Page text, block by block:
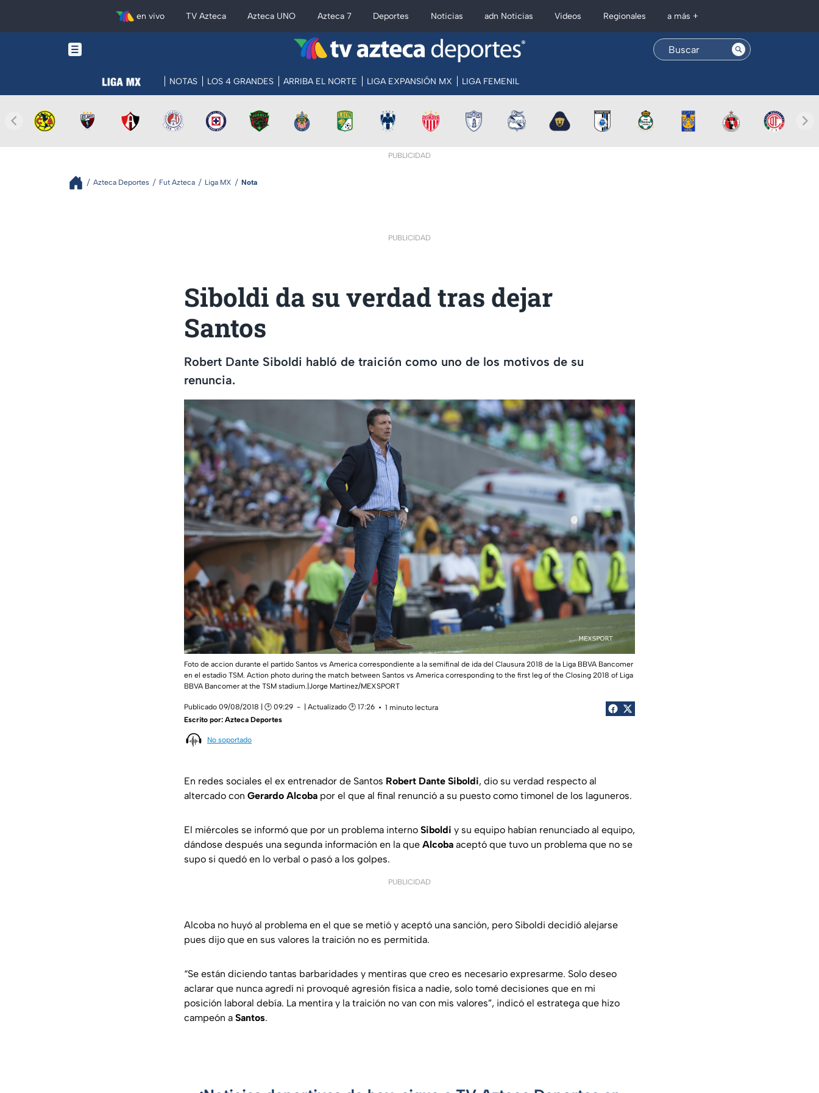
en vivo TV Azteca Azteca UNO Azteca 7 Deportes Noticias adn Noticias Videos Regionales a más +
NOTAS LOS 4 GRANDES ARRIBA EL NORTE LIGA EXPANSIÓN MX LIGA FEMENIL
PUBLICIDAD
Azteca Deportes Fut Azteca Liga MX Nota
PUBLICIDAD
Siboldi da su verdad tras dejar
Santos
Robert Dante Siboldi habló de traición como uno de los motivos de su
renuncia.
Foto de accion durante el partido Santos vs America correspondiente a la semifinal de ida del Clausura 2018 de la Liga BBVA Bancomer
en el estadio TSM. Action photo during the match between Santos vs America corresponding to the first leg of the Closing 2018 of Liga
BBVA Bancomer at the TSM stadium.|Jorge Martinez/MEXSPORT
Publicado 09/08/2018 | 🕑 09:29 | Actualizado 🕑 17:26
1 minuto lectura
Escrito por: Azteca Deportes
No soportado
En redes sociales el ex entrenador de Santos Robert Dante Siboldi, dio su verdad respecto al
altercado con Gerardo Alcoba por el que al final renunció a su puesto como timonel de los laguneros.
El miércoles se informó que por un problema interno Siboldi y su equipo habían renunciado al equipo,
dándose después una segunda información en la que Alcoba aceptó que tuvo un problema que no se
supo si quedó en lo verbal o pasó a los golpes.
PUBLICIDAD
Alcoba no huyó al problema en el que se metió y aceptó una sanción, pero Siboldi decidió alejarse
pues dijo que en sus valores la traición no es permitida.
“Se están diciendo tantas barbaridades y mentiras que creo es necesario expresarme. Solo deseo
aclarar que nunca agredí ni provoqué agresión física a nadie, solo tomé decisiones que en mi
posición laboral debía. La mentira y la traición no van con mis valores”, indicó el estratega que hizo
campeón a Santos.